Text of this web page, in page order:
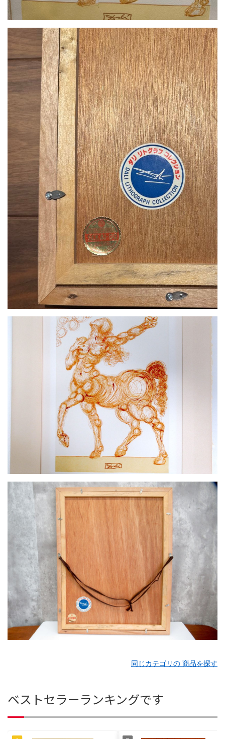
同じカテゴリの 商品を探す
ベストセラーランキングです